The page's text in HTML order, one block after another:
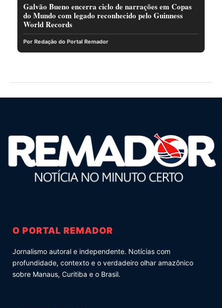
Galvão Bueno encerra ciclo de narrações em Copas
do Mundo com legado reconhecido pelo Guinness
World Records
Por Redação do Portal Remador
O PORTAL REMADOR
Jornalismo autoral e independente. Notícias com
profundidade, contexto e o verdadeiro olhar amazônico
sobre Manaus, Curitiba e o Brasil.